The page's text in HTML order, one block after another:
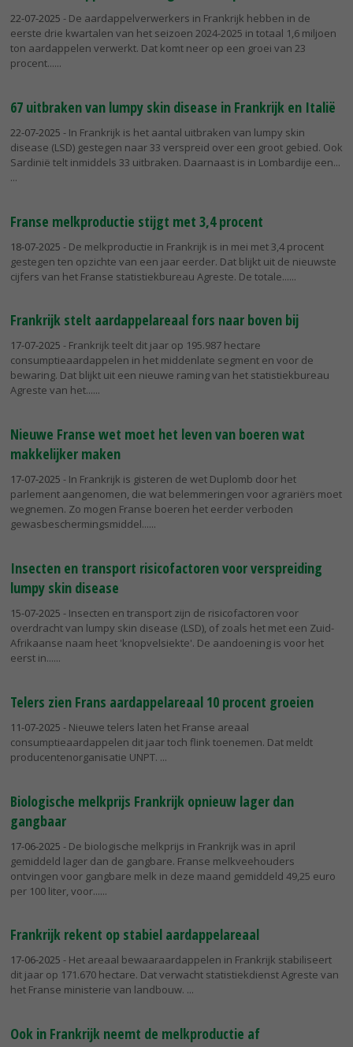
22-07-2025 - De aardappelverwerkers in Frankrijk hebben in de
eerste drie kwartalen van het seizoen 2024-2025 in totaal 1,6 miljoen
ton aardappelen verwerkt. Dat komt neer op een groei van 23
procent...
67 uitbraken van lumpy skin disease in Frankrijk en Italië
22-07-2025 - In Frankrijk is het aantal uitbraken van lumpy skin
disease (LSD) gestegen naar 33 verspreid over een groot gebied. Ook
Sardinië telt inmiddels 33 uitbraken. Daarnaast is in Lombardije een...
Franse melkproductie stijgt met 3,4 procent
18-07-2025 - De melkproductie in Frankrijk is in mei met 3,4 procent
gestegen ten opzichte van een jaar eerder. Dat blijkt uit de nieuwste
cijfers van het Franse statistiekbureau Agreste. De totale...
Frankrijk stelt aardappelareaal fors naar boven bij
17-07-2025 - Frankrijk teelt dit jaar op 195.987 hectare
consumptieaardappelen in het middenlate segment en voor de
bewaring. Dat blijkt uit een nieuwe raming van het statistiekbureau
Agreste van het...
Nieuwe Franse wet moet het leven van boeren wat
makkelijker maken
17-07-2025 - In Frankrijk is gisteren de wet Duplomb door het
parlement aangenomen, die wat belemmeringen voor agrariërs moet
wegnemen. Zo mogen Franse boeren het eerder verboden
gewasbeschermingsmiddel...
Insecten en transport risicofactoren voor verspreiding
lumpy skin disease
15-07-2025 - Insecten en transport zijn de risicofactoren voor
overdracht van lumpy skin disease (LSD), of zoals het met een Zuid-
Afrikaanse naam heet 'knopvelsiekte'. De aandoening is voor het
eerst in...
Telers zien Frans aardappelareaal 10 procent groeien
11-07-2025 - Nieuwe telers laten het Franse areaal
consumptieaardappelen dit jaar toch flink toenemen. Dat meldt
producentenorganisatie UNPT.
Biologische melkprijs Frankrijk opnieuw lager dan
gangbaar
17-06-2025 - De biologische melkprijs in Frankrijk was in april
gemiddeld lager dan de gangbare. Franse melkveehouders
ontvingen voor gangbare melk in deze maand gemiddeld 49,25 euro
per 100 liter, voor...
Frankrijk rekent op stabiel aardappelareaal
17-06-2025 - Het areaal bewaaraardappelen in Frankrijk stabiliseert
dit jaar op 171.670 hectare. Dat verwacht statistiekdienst Agreste van
het Franse ministerie van landbouw.
Ook in Frankrijk neemt de melkproductie af